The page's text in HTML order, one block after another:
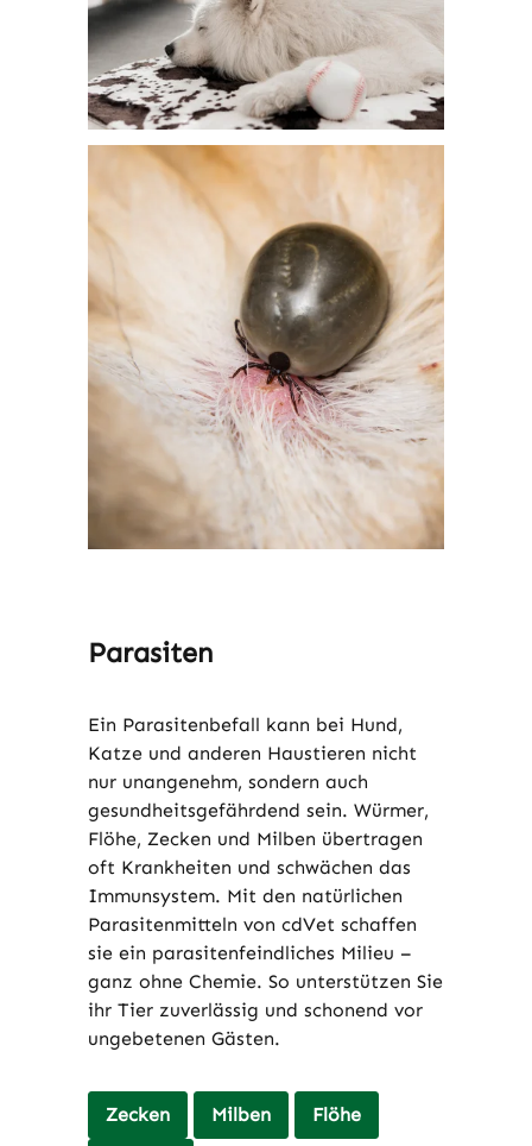
Parasiten
Ein Parasitenbefall kann bei Hund,
Katze und anderen Haustieren nicht
nur unangenehm, sondern auch
gesundheitsgefährdend sein. Würmer,
Flöhe, Zecken und Milben übertragen
oft Krankheiten und schwächen das
Immunsystem. Mit den natürlichen
Parasitenmitteln von cdVet schaffen
sie ein parasitenfeindliches Milieu –
ganz ohne Chemie. So unterstützen Sie
ihr Tier zuverlässig und schonend vor
ungebetenen Gästen.
Zecken Milben Flöhe